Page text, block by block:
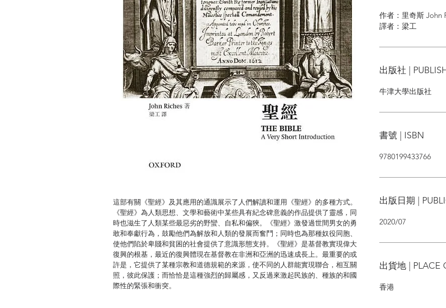
這部有關《聖經》及其應用的通識展示了人們解讀和運用《聖經》的多種方式。
《聖經》為人類思想、文學和藝術中某些具有紀念碑意義的作品提供了靈感，同
時也滋生了人類某些最惡劣的野蠻、自私和偏狹。《聖經》激發過世間男女的勇
敢和奉獻行為，鼓勵他們為解放和人類的發展而奮鬥；同時也為那種奴役同胞、
使他們陷於卑賤和貧困的社會提供了意識形態支持。《聖經》是基督教實現偉大
復興的根基，最近的復興體現在基督教在非洲和亞洲的迅速成長上。最重要的或
許是，它提供了某種宗教和道德規範的來源，使不同的人群能實現聯合，相互關
照，彼此保護；而恰恰是這種強烈的歸屬感，又反過來激起民族的、種族的和國
際性的緊張和衝突。
作者：里奇斯 John
譯者：梁工
出版社 |
牛津大學出版社
書號 | ISBN
9780199433766
出版日期 |
2020/07
出貨地 | PLACE
香港